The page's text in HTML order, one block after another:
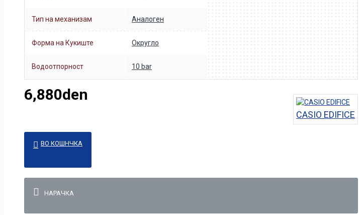
Тип на механизам Аналоген
Форма на Кукиште Округло
Водоотпорност 10 bar
6,880den
CASIO EDIFICE
ВО КОШНЧКА
НАРАЧКА